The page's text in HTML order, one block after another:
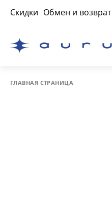
Скидки Обмен и возврат
ГЛАВНАЯ СТРАНИЦА